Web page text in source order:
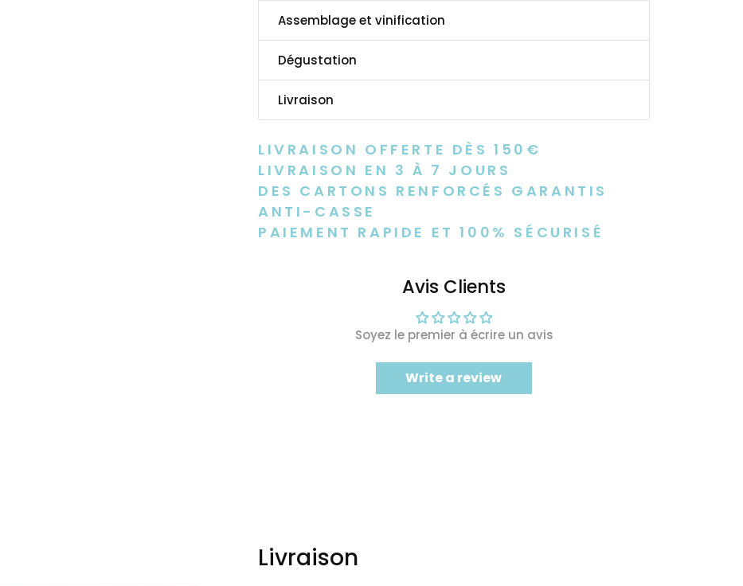
Assemblage et vinification
Dégustation
Livraison
LIVRAISON OFFERTE DÈS 150€
LIVRAISON EN 3 À 7 JOURS
DES CARTONS RENFORCÉS GARANTIS
ANTI-CASSE
PAIEMENT RAPIDE ET 100% SÉCURISÉ
Avis Clients
Soyez le premier à écrire un avis
Write a review
Livraison